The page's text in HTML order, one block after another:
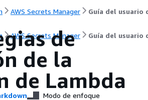
AWS Secrets Manager Guía del usuario
AWS Secrets Manager Guía del usuario
de
de la
de Lambda
Modo de enfoque